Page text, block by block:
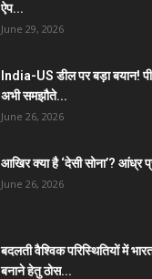
ऐप...
June 29, 2026
India-US डील पर बड़ा बयान!
अभी समझौते...
June 26, 2026
आखिर क्या है ‘देसी सोना’?
June 26, 2026
बदलती वैश्विक परिस्थितियों में
बनाने हेतु ठोस...